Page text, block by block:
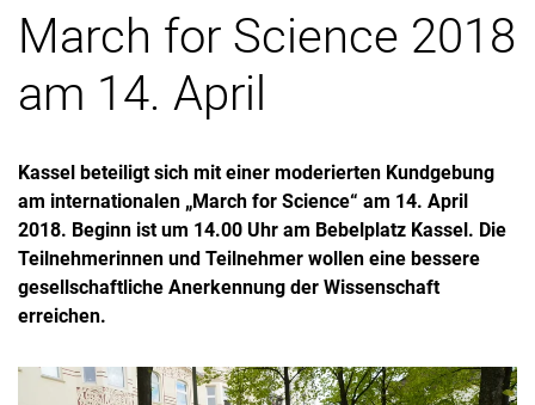
March for Science 2018
am 14. April
Kassel beteiligt sich mit einer moderierten Kundgebung
am internationalen „March for Science“ am 14. April
2018. Beginn ist um 14.00 Uhr am Bebelplatz Kassel. Die
Teilnehmerinnen und Teilnehmer wollen eine bessere
gesellschaftliche Anerkennung der Wissenschaft
erreichen.